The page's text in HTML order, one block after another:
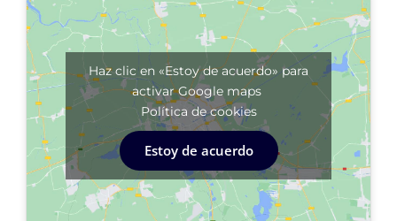
Haz clic en «Estoy de acuerdo» para
activar Google maps
Política de cookies
Estoy de acuerdo